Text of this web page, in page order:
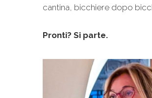
cantina, bicchiere dopo
Pronti? Si parte.